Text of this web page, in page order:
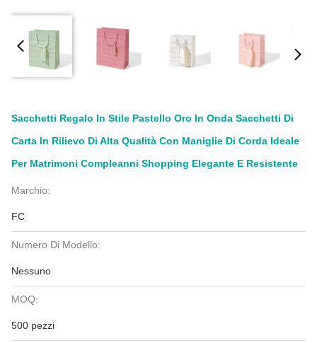
Sacchetti Regalo In Stile Pastello Oro In Onda Sacchetti Di
Carta In Rilievo Di Alta Qualità Con Maniglie Di Corda Ideale
Per Matrimoni Compleanni Shopping Elegante E Resistente
Marchio:
FC
Numero Di Modello:
Nessuno
MOQ:
500 pezzi